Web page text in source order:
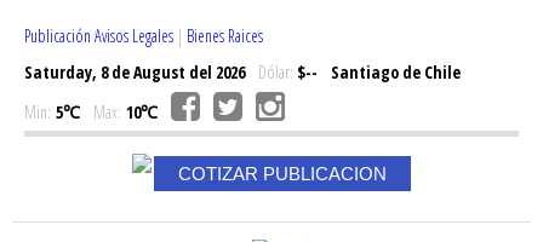
Publicación Avisos Legales | Bienes Raices
Saturday, 8 de August del 2026Dólar: $--
Santiago de Chile
Min: 5℃ Max: 10℃
COTIZAR PUBLICACION